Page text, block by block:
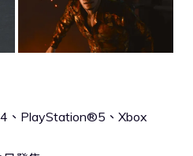
、PlayStation®5、Xbox